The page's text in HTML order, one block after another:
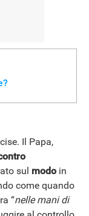
Il Papa,
sul modoin
come quando
“nelle mani di